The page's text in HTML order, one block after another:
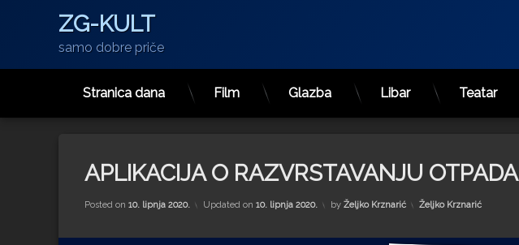
Preskoči
ZG-KULT
samo dobre priče
Stranica dana Film Glazba Libar Teatar
APLIKACIJA O RAZVRSTAVANJU OTPADA
Posted on 10. lipnja 2020. Updated on 10. lipnja 2020. by Željko Krznarić Kategorije:
Željko Krznarić